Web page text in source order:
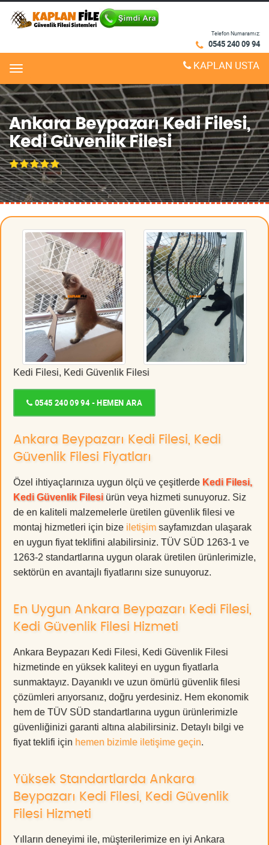
Telefon Numaramız:
0545 240 09 94
Menu KAPLAN USTA
Ankara Beypazarı Kedi Filesi,
Kedi Güvenlik Filesi
Kedi Filesi, Kedi Güvenlik Filesi
0545 240 09 94 - HEMEN ARA
Ankara Beypazarı Kedi Filesi, Kedi
Güvenlik Filesi Fiyatları
Özel ihtiyaçlarınıza uygun ölçü ve çeşitlerde Kedi Filesi,
Kedi Güvenlik Filesi ürün veya hizmeti sunuyoruz. Siz
de en kaliteli malzemelerle üretilen güvenlik filesi ve
montaj hizmetleri için bize iletişim sayfamızdan ulaşarak
en uygun fiyat teklifini alabilirsiniz. TÜV SÜD 1263-1 ve
1263-2 standartlarına uygun olarak üretilen ürünlerimizle,
sektörün en avantajlı fiyatlarını size sunuyoruz.
En Uygun Ankara Beypazarı Kedi Filesi,
Kedi Güvenlik Filesi Hizmeti
Ankara Beypazarı Kedi Filesi, Kedi Güvenlik Filesi
hizmetinde en yüksek kaliteyi en uygun fiyatlarla
sunmaktayız. Dayanıklı ve uzun ömürlü güvenlik filesi
çözümleri arıyorsanız, doğru yerdesiniz. Hem ekonomik
hem de TÜV SÜD standartlarına uygun ürünlerimizle
güvenliğinizi garanti altına alabilirsiniz. Detaylı bilgi ve
fiyat teklifi için hemen bizimle iletişime geçin.
Yüksek Standartlarda Ankara
Beypazarı Kedi Filesi, Kedi Güvenlik
Filesi Hizmeti
Yılların deneyimi ile, müşterilerimize en iyi Ankara